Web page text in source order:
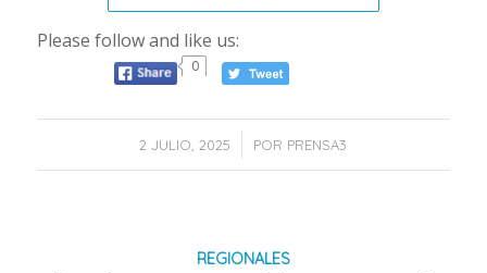
Please follow and like us:
0
2 JULIO, 2025
/ POR PRENSA3
REGIONALES